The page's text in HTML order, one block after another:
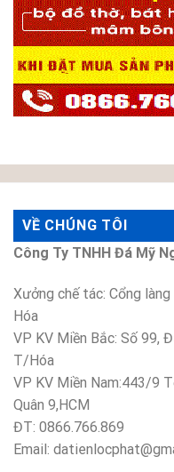
VỀ CHÚNG TÔI
Công Ty TNHH Đá Mỹ
Xưởng chế tác: Cổng
Hóa
VP KV Miền Bắc: Số 99,
T/Hóa
VP KV Miền Nam:443/9
Quân 9,HCM
ĐT: 0866.766.869
Email: